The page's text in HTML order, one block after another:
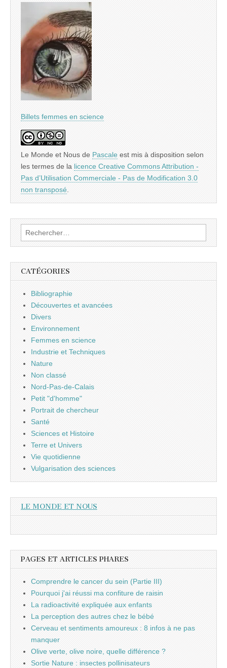
Billets femmes en science
Le Monde et Nous de Pascale est mis à disposition selon
les termes de la licence Creative Commons Attribution -
Pas d’Utilisation Commerciale - Pas de Modification 3.0
non transposé
Rechercher :
CATÉGORIES
Bibliographie
Découvertes et avancées
Divers
Environnement
Femmes en science
Industrie et Techniques
Nature
Non classé
Nord-Pas-de-Calais
Petit "d'homme"
Portrait de chercheur
Santé
Sciences et Histoire
Terre et Univers
Vie quotidienne
Vulgarisation des sciences
LE MONDE ET NOUS
PAGES ET ARTICLES PHARES
Comprendre le cancer du sein (Partie III)
Pourquoi j'ai réussi ma confiture de raisin
La radioactivité expliquée aux enfants
La perception des autres chez le bébé
Cerveau et sentiments amoureux : 8 infos à ne pas
manquer
Olive verte, olive noire, quelle différence ?
Sortie Nature : insectes pollinisateurs